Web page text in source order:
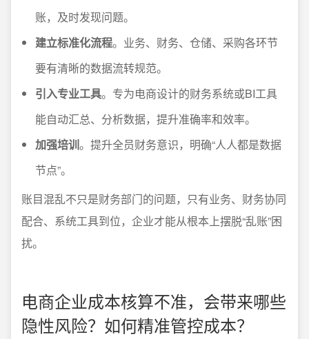
账，及时发现问题。
建立标准化流程。业务、财务、仓储、采购各环节
要有清晰的数据流转规范。
引入专业工具。专为电商设计的财务系统或BI工具
能自动汇总、分析数据，提升准确率和效率。
加强培训。提升全员财务意识，明确“人人都是数据
节点”。
账目混乱不只是财务部门的问题，只有业务、财务协同
配合、系统工具到位，企业才能从根本上摆脱“乱账”困
扰。
电商企业成本核算不准，会带来哪些
隐性风险？如何精准管控成本？